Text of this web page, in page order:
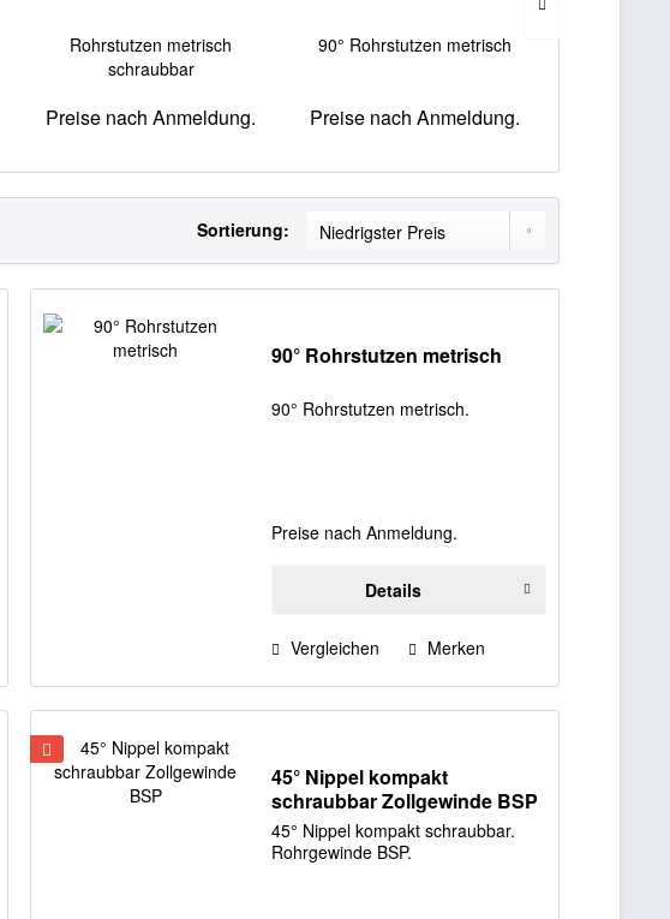
Rohrstutzen metrisch
schraubbar
Preise nach Anmeldung.
90° Rohrstutzen metrisch
Preise nach Anmeldung.
Sortierung:
90° Rohrstutzen metrisch
90° Rohrstutzen metrisch.
Preise nach Anmeldung.
Details
Vergleichen Merken
45° Nippel kompakt
schraubbar Zollgewinde BSP
45° Nippel kompakt schraubbar.
Rohrgewinde BSP.